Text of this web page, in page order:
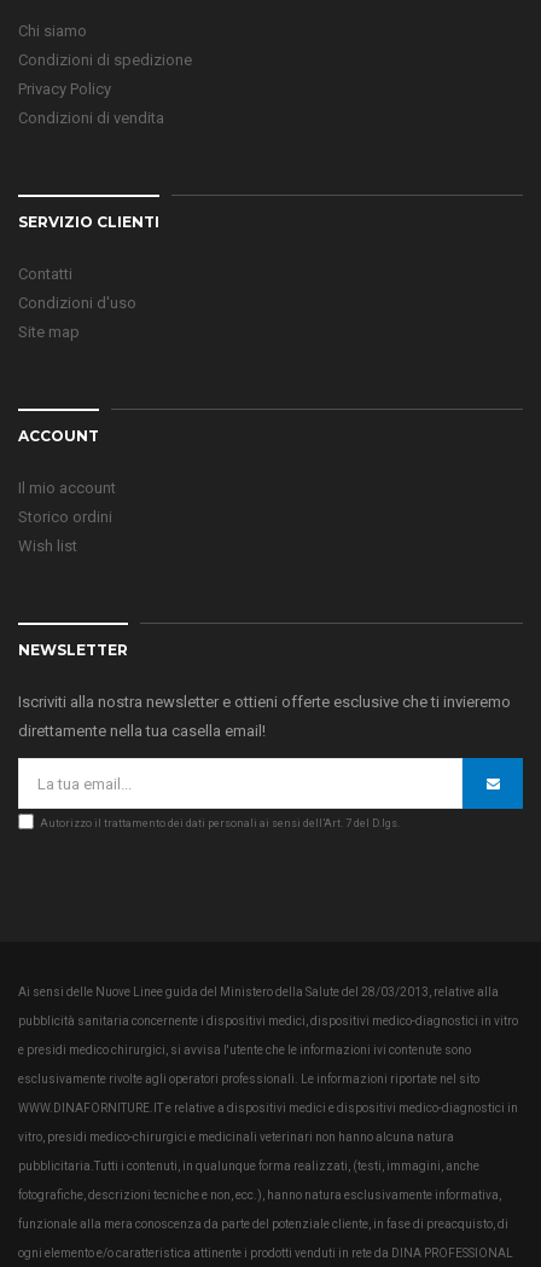
Chi siamo
Condizioni di spedizione
Privacy Policy
Condizioni di vendita
SERVIZIO CLIENTI
Contatti
Condizioni d'uso
Site map
ACCOUNT
Il mio account
Storico ordini
Wish list
NEWSLETTER
Iscriviti alla nostra newsletter e ottieni offerte esclusive che ti invieremo
direttamente nella tua casella email!
Autorizzo il trattamento dei dati personali ai sensi dell’Art. 7 del D.lgs.
Ai sensi delle Nuove Linee guida del Ministero della Salute del 28/03/2013, relative alla
pubblicità sanitaria concernente i dispositivi medici, dispositivi medico-diagnostici in vitro
e presidi medico chirurgici, si avvisa l'utente che le informazioni ivi contenute sono
esclusivamente rivolte agli operatori professionali. Le informazioni riportate nel sito
WWW.DINAFORNITURE.IT e relative a dispositivi medici e dispositivi medico-diagnostici in
vitro, presidi medico-chirurgici e medicinali veterinari non hanno alcuna natura
pubblicitaria.Tutti i contenuti, in qualunque forma realizzati, (testi, immagini, anche
fotografiche, descrizioni tecniche e non, ecc.), hanno natura esclusivamente informativa,
funzionale alla mera conoscenza da parte del potenziale cliente, in fase di preacquisto, di
ogni elemento e/o caratteristica attinente i prodotti venduti in rete da DINA PROFESSIONAL